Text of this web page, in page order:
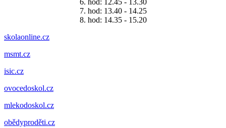
6. hod: 12.45 - 13.30
7. hod: 13.40 - 14.25
8. hod: 14.35 - 15.20
skolaonline.cz
msmt.cz
isic.cz
ovocedoskol.cz
mlekodoskol.cz
obědyproděti.cz